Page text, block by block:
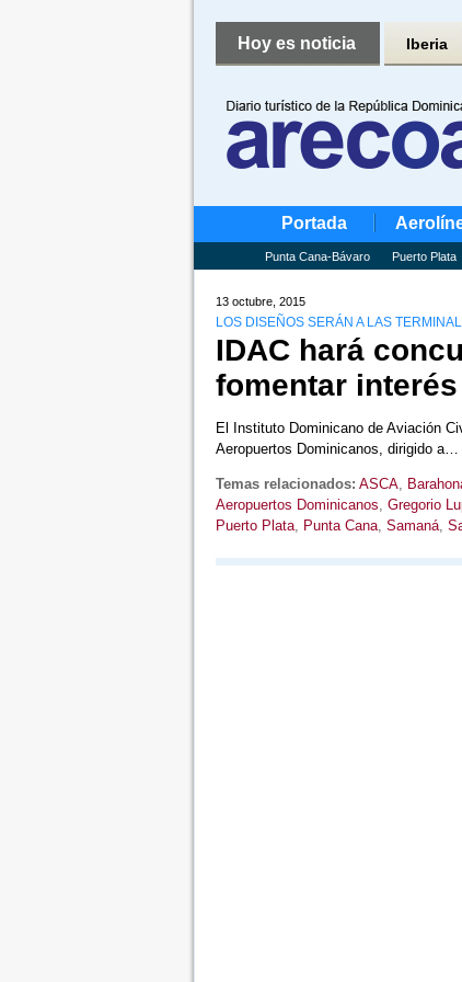
Hoy es noticia Iberia
Portada
Punta Cana-Bávaro Puerto Plata
13 octubre, 2015
LOS DISEÑOS SERÁN A LAS
IDAC hará
fomentar
El Instituto Dominicano de Aviación
Aeropuertos Dominicanos, dirigido a…
Temas relacionados: ASCA,
Aeropuertos Dominicanos, Gregorio
Puerto Plata, Punta Cana, Samaná,